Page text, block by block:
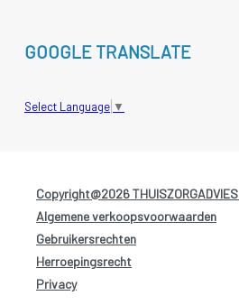
GOOGLE TRANSLATE
Select Language ▼
Copyright@2026 THUISZORGADVIES
Algemene verkoopsvoorwaarden
Gebruikersrechten
Herroepingsrecht
Privacy